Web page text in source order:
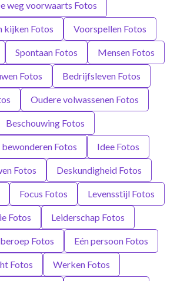
weg voorwaarts Fotos
kijken Fotos Voorspellen Fotos
Spontaan Fotos Mensen Fotos
Fotos Bedrijfsleven Fotos
Oudere volwassenen Fotos
Beschouwing Fotos
Fotos Idee Fotos
Fotos Deskundigheid Fotos
Focus Fotos Levensstijl Fotos
Fotos Leiderschap Fotos
Fotos Eén persoon Fotos
Fotos Werken Fotos